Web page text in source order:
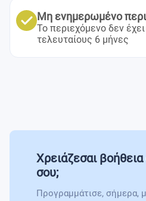
Μη ενημερωμένο
Το περιεχόμενο δεν
τελευταίους 6 μήνες
Χρειάζεσαι
σου;
Προγραμμάτισε, σήμερα,